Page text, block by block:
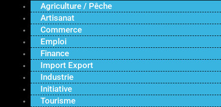
Agriculture / Pêche
Artisanat
Commerce
Emploi
Finance
Import Export
Industrie
Initiative
Tourisme